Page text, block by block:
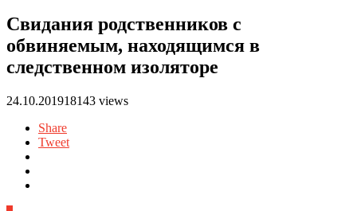
Свидания родственников с
обвиняемым, находящимся в
следственном изоляторе
24.10.201918143 views
Share
Tweet